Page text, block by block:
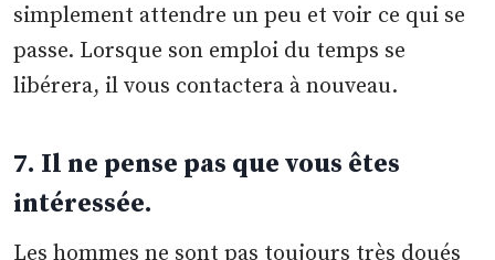
simplement attendre un peu et voir ce qui se
passe. Lorsque son emploi du temps se
libérera, il vous contactera à nouveau.
7. Il ne pense pas que vous êtes
intéressée.
Les hommes ne sont pas toujours très doués